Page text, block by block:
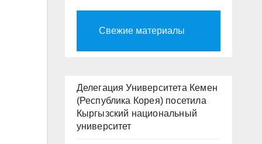
Свежие материалы
Делегация Университета Кемен
(Республика Корея) посетила
Кыргызский национальный
университет